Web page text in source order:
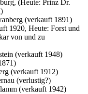
(Heute: Prinz Dr.
(verkauft 1891)
1920, Heute: Forst und
von und zu
(verkauft 1948)
(verkauft 1912)
(verlustig?)
(verkauft 1942)